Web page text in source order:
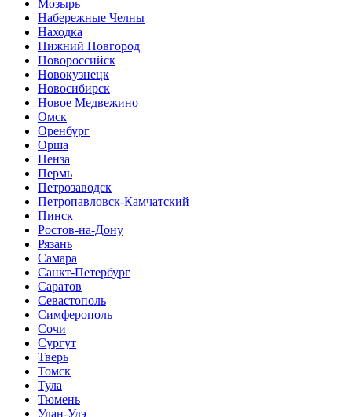
Мозырь
Набережные Челны
Находка
Нижний Новгород
Новороссийск
Новокузнецк
Новосибирск
Новое Медвежино
Омск
Оренбург
Орша
Пенза
Пермь
Петрозаводск
Петропавловск-Камчатский
Пинск
Ростов-на-Дону
Рязань
Самара
Санкт-Петербург
Саратов
Севастополь
Симферополь
Сочи
Сургут
Тверь
Томск
Тула
Тюмень
Улан-Удэ